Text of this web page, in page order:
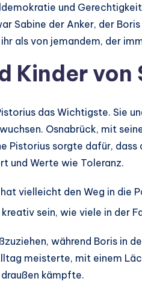
und
Sabine der Anker, der
als von jemandem, der
Kinder
das Wichtigste. Sie
Osnabrück, mit
Pistorius sorgte dafür,
und Werte wie Toleranz.
vielleicht den Weg in die
sein, wie viele in der
während Boris in
meisterte, mit einem
kämpfte.